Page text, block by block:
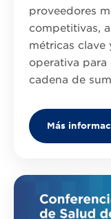
proveedores
competitivas,
métricas clave
operativa
cadena de
Más